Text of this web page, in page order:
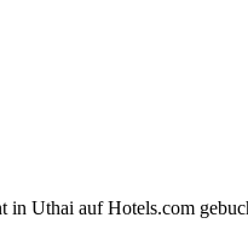
Uthai auf Hotels.com